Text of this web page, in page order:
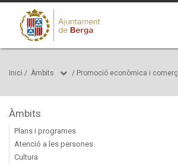
Inici / Àmbits / Promoció econòmica i comerç
Àmbits
Plans i programes
Atenció a les persones
Cultura